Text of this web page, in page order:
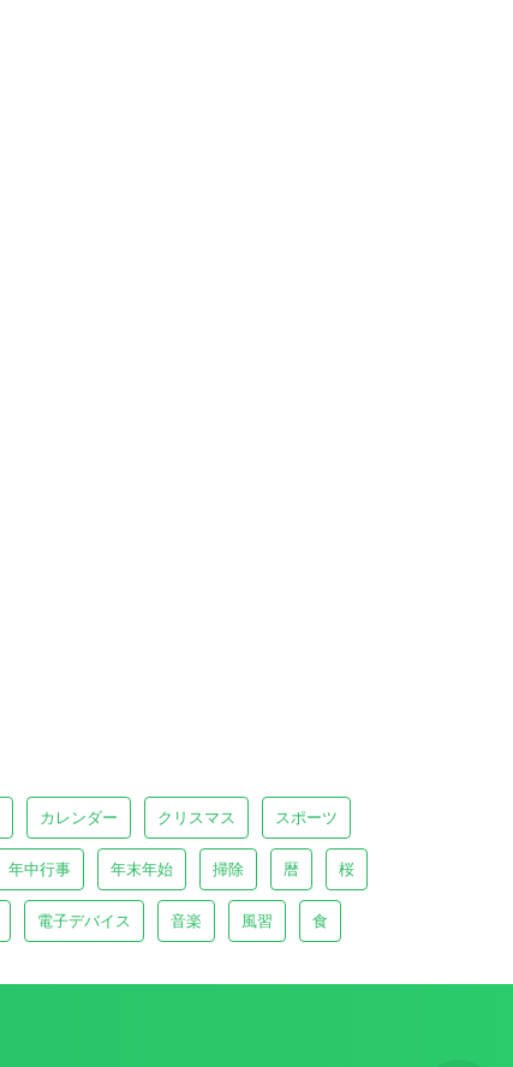
カレンダー クリスマス スポーツ
年中行事 年末年始 掃除 暦 桜
電子デバイス 音楽 風習 食